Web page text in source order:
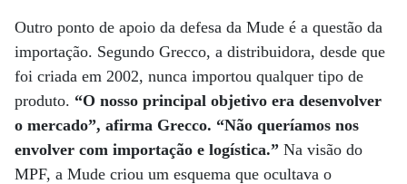
Outro ponto de apoio da defesa da Mude é a questão da
importação. Segundo Grecco, a distribuidora, desde que
foi criada em 2002, nunca importou qualquer tipo de
produto. “O nosso principal objetivo era desenvolver
o mercado”, afirma Grecco. “Não queríamos nos
envolver com importação e logística.” Na visão do
MPF, a Mude criou um esquema que ocultava o